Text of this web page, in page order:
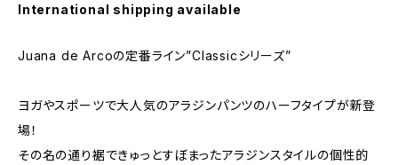
International shipping available
Juana de Arcoの定番ライン”Classicシリーズ”
ヨガやスポーツで大人気のアラジンパンツのハーフタイプが新登
場！
その名の通り裾できゅっとすぼまったアラジンスタイルの個性的